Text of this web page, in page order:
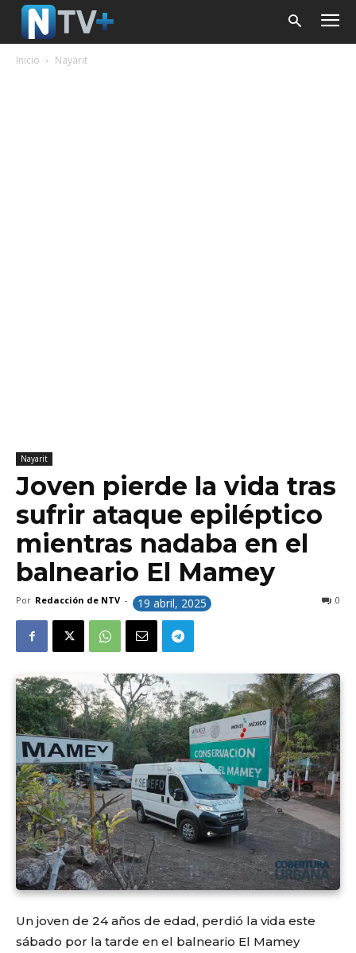
Inicio Nayarit
Nayarit
Joven pierde la vida tras
sufrir ataque epiléptico
mientras nadaba en el
balneario El Mamey
Por Redacción de NTV - 19 abril, 2025 0
Un joven de 24 años de edad, perdió la vida este
sábado por la tarde en el balneario El Mamey